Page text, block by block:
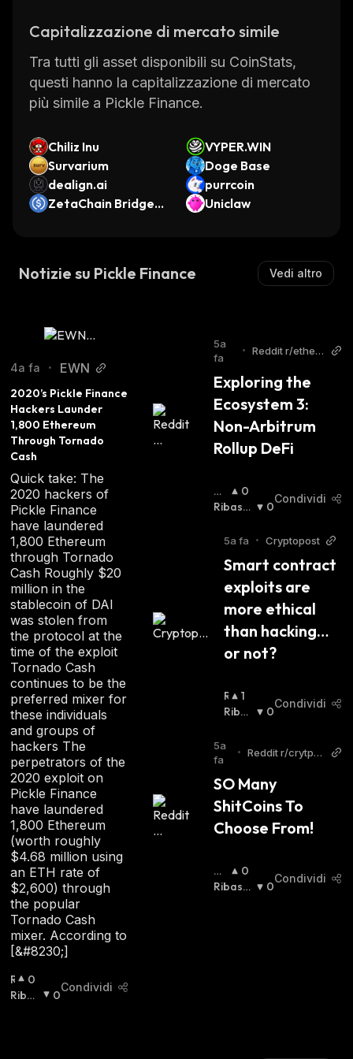
ways to generate passive income from their
crypto holdings. With its low fees and fast
transaction times, Pickle Finance is quickly
becoming one of the most popular DeFi
Capitalizzazione di mercato simile
Tra tutti gli asset disponibili su CoinStats,
questi hanno la capitalizzazione di mercato
più simile a Pickle Finance.
Chiliz Inu
VYPER.WIN
Survarium
Doge Base
dealign.ai
purrcoin
ZetaChain Bridged
Uniclaw
Notizie su Pickle Finance Vedi altro
4a fa • EWN
2020’s Pickle Finance
Hackers Launder
1,800 Ethereum
Through Tornado
Cash
Quick take: The
2020 hackers of
Pickle Finance
have laundered
1,800 Ethereum
through Tornado
Cash Roughly $20
million in the
stablecoin of DAI
was stolen from
the protocol at the
time of the exploit
Tornado Cash
continues to be the
preferred mixer for
these individuals
and groups of
hackers The
perpetrators of the
2020 exploit on
Pickle Finance
have laundered
1,800 Ethereum
(worth roughly
$4.68 million using
an ETH rate of
$2,600) through
the popular
Tornado Cash
mixer. According to
[&#8230;]
R
I
0
Ribas
0
Condividi
5a
fa
• Reddit r/ethere
Exploring the
Ecosystem 3:
Non-Arbitrum
Rollup DeFi
Ri
Al
Ta:
0
Ribassi
0
Condividi
5a fa • Cryptopost
Smart contract
exploits are
more ethical
than hacking…
or not?
R
I
L
S
T
A
:
1
Ribas
0
Condividi
5a
fa
•
Reddit r/crytpto
SO Many
ShitCoins To
Choose From!
Ri
Al
0
Ribassi
0
Condividi